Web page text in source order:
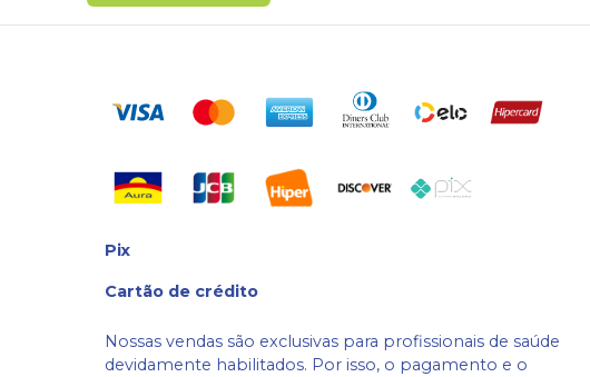
Pix
Cartão de crédito
Nossas vendas são exclusivas para profissionais de saúde
devidamente habilitados. Por isso, o pagamento e o